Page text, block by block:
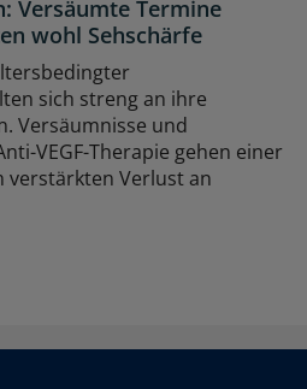
Versäumte Termine
wohl Sehschärfe
sich streng an ihre
Versäumnisse und
VEGF-Therapie gehen einer
verstärkten Verlust an